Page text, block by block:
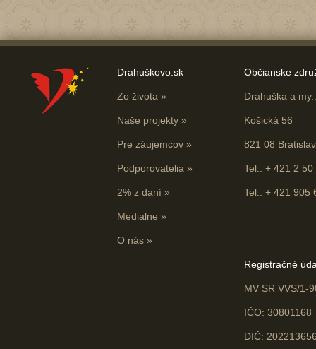
Drahuškovo.sk
Zo života »
Naše projekty »
Pre záujemcov »
Podporovatelia »
2% z daní »
Medialne »
O nás »
Občianske
Drahuška a
Košická 56
821 08
Tel.: + 421 2
Tel.: + 421 905
Registračné
MV SR VVS/1-
IČO: 30801168
DIČ: